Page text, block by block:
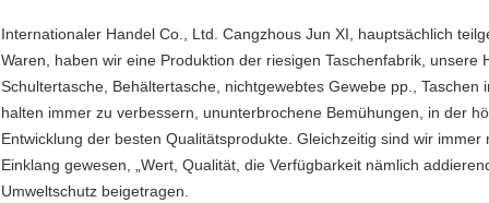
Internationaler Handel Co., Ltd. Cangzhous Jun XI, hauptsächlich
Waren, haben wir eine Produktion der riesigen Taschenfabrik,
Schultertasche, Behältertasche, nichtgewebtes Gewebe pp.,
halten immer zu verbessern, ununterbrochene Bemühungen, in der
Entwicklung der besten Qualitätsprodukte. Gleichzeitig sind wir
Einklang gewesen, „Wert, Qualität, die Verfügbarkeit nämlich
Umweltschutz beigetragen.